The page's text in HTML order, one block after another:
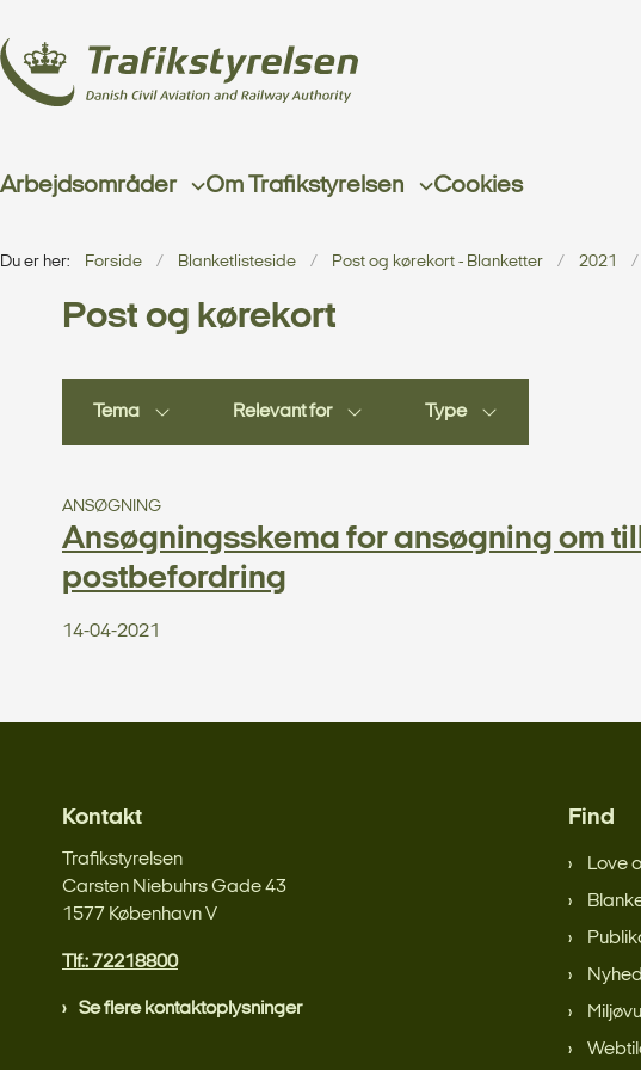
Arbejdsområder Om Trafikstyrelsen Cookies
Du er her: Forside Blanketlisteside Post og kørekort - Blanketter 2021
Post og kørekort
Tema Relevant for Type
ANSØGNING
Ansøgningsskema for ansøgning om
postbefordring
14-04-2021
Kontakt
Trafikstyrelsen
Carsten Niebuhrs Gade 43
1577 København V
Tlf.: 72218800
Se flere kontaktoplysninger
Find
Love